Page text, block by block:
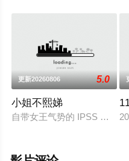
更新20260806 5.0
小姐不熙娣
自带女王气势的 IPSS 的女